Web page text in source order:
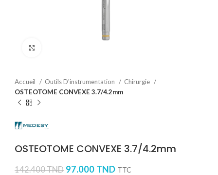
Accueil Outils D'instrumentation
Chirurgie
OSTEOTOME CONVEXE 3.7/4.2mm
OSTEOTOME CONVEXE 3.7/4.2mm
142.400TND 97.000 TND TTC